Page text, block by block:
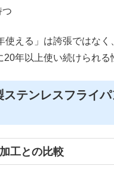
つ
使える」は誇張ではなく
20年以上使い続けられる
ステンレスフライ
工との比較